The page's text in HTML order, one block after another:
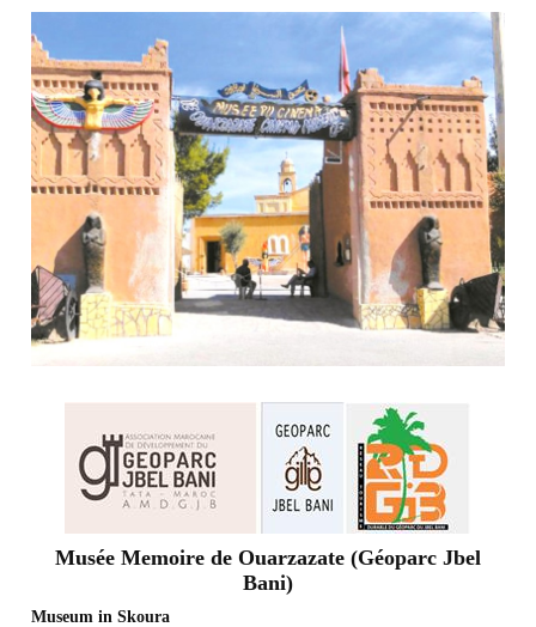
Musée Memoire de Ouarzazate (Géoparc Jbel
Bani)
Museum in Skoura